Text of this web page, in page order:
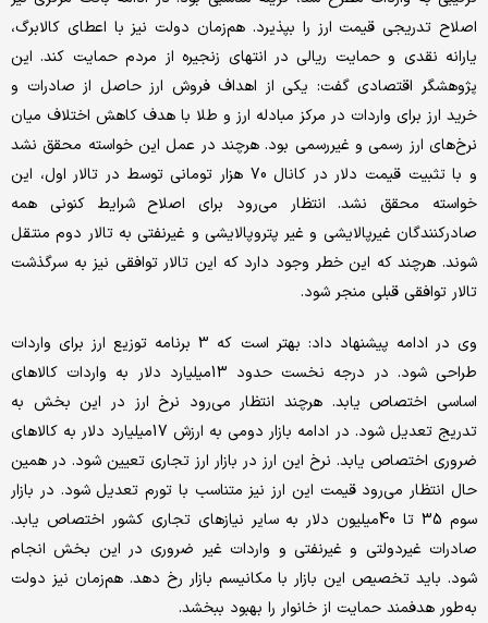
اصلاح تدریجی قیمت ارز را بپذیرد. هم‌زمان دولت نیز با اعطای کالابرگ،
یارانه نقدی و حمایت ریالی در انتهای زنجیره از مردم حمایت کند. این
پژوهشگر اقتصادی گفت: یکی از اهداف فروش ارز حاصل از صادرات و
خرید ارز برای واردات در مرکز مبادله ارز و طلا با هدف کاهش اختلاف میان
نرخ‌های ارز رسمی و غیررسمی بود. هرچند در عمل این خواسته محقق نشد
و با تثبیت قیمت دلار در کانال 70 هزار تومانی توسط در تالار اول، این
خواسته محقق نشد. انتظار می‌رود برای اصلاح شرایط کنونی همه
صادرکنندگان غیرپالایشی و غیر پتروپالایشی و غیرنفتی به تالار دوم منتقل
شوند. هرچند که این خطر وجود دارد که این تالار توافقی نیز به سرگذشت
تالار توافقی قبلی منجر شود.
وی در ادامه پیشنهاد داد: بهتر است که 3 برنامه توزیع ارز برای واردات
طراحی شود. در درجه نخست حدود 13‌میلیارد دلار به واردات کالاهای
اساسی اختصاص یابد. هرچند انتظار می‌رود نرخ ارز در این بخش به
تدریج تعدیل شود. در ادامه بازار دومی به ارزش 17‌میلیارد دلار به کالاهای
ضروری اختصاص یابد. نرخ این ارز در بازار ارز تجاری تعیین شود. در همین
حال انتظار می‌رود قیمت این ارز نیز متناسب با تورم تعدیل شود. در بازار
سوم 35 تا 40‌میلیون دلار به سایر نیازهای تجاری کشور اختصاص یابد.
صادرات غیردولتی و غیرنفتی و واردات غیر ضروری در این بخش انجام
شود. باید تخصیص این بازار با مکانیسم بازار رخ دهد. هم‌زمان نیز دولت
به‌طور هدفمند حمایت از خانوار را بهبود ببخشد.